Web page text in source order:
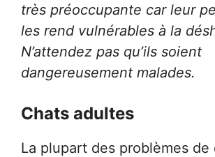
très préoccupante car leur
les rend vulnérables à la
N’attendez pas qu’ils soient
dangereusement malades.
Chats adultes
La plupart des problèmes de